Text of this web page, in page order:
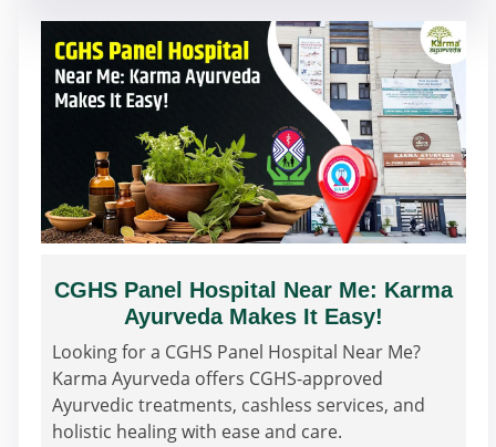
CGHS Panel Hospital Near Me: Karma
Ayurveda Makes It Easy!
Looking for a CGHS Panel Hospital Near Me?
Karma Ayurveda offers CGHS-approved
Ayurvedic treatments, cashless services, and
holistic healing with ease and care.